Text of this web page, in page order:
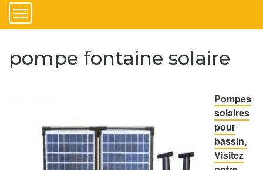
pompe fontaine solaire
Pompes
solaires
pour
bassin,
Visitez